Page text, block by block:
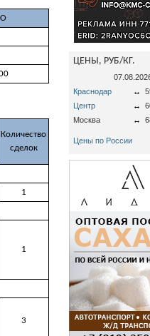
Количество
сделок
1
1
3
ЦЕНЫ, РУБ/КГ.
Краснодар
↔
Центр
↔
Москва
↔
Цены по России